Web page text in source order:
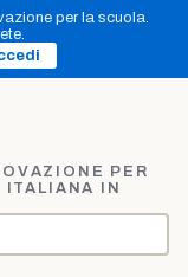
per la scuola.
PER
ITALIANA IN